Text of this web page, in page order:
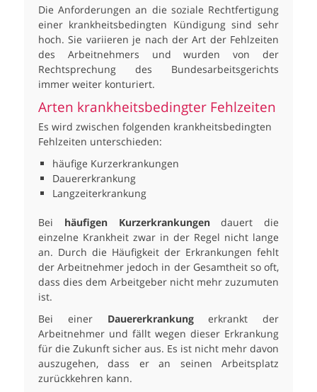
Die Anforderungen an die soziale Rechtfertigung
einer krankheitsbedingten Kündigung sind sehr
hoch. Sie variieren je nach der Art der Fehlzeiten
des Arbeitnehmers und wurden von der
Rechtsprechung des Bundesarbeitsgerichts
immer weiter konturiert.
Arten krankheitsbedingter Fehlzeiten
Es wird zwischen folgenden krankheitsbedingten
Fehlzeiten unterschieden:
häufige Kurzerkrankungen
Dauererkrankung
Langzeiterkrankung
Bei häufigen Kurzerkrankungendauert die
einzelne Krankheit zwar in der Regel nicht lange
an. Durch die Häufigkeit der Erkrankungen fehlt
der Arbeitnehmer jedoch in der Gesamtheit so oft,
dass dies dem Arbeitgeber nicht mehr zuzumuten
ist.
Bei einer Dauererkrankungerkrankt der
Arbeitnehmer und fällt wegen dieser Erkrankung
für die Zukunft sicher aus. Es ist nicht mehr davon
auszugehen, dass er an seinen Arbeitsplatz
zurückkehren kann.